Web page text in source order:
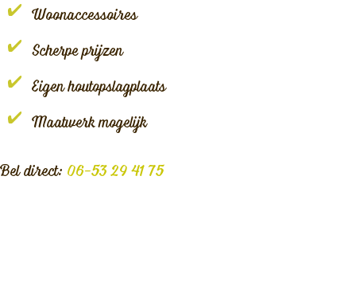
Woonaccessoires
Scherpe prijzen
Eigen houtopslagplaats
Maatwerk mogelijk
Bel direct: 06-53 29 41 75